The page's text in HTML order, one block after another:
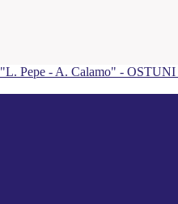
"L. Pepe - A. Calamo" - OSTUNI